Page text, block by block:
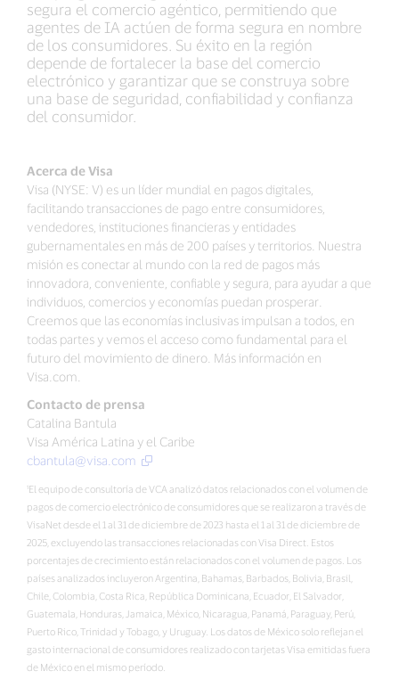
segura el comercio agéntico, permitiendo que
agentes de IA actúen de forma segura en nombre
de los consumidores. Su éxito en la región
depende de fortalecer la base del comercio
electrónico y garantizar que se construya sobre
una base de seguridad, confiabilidad y confianza
del consumidor.
Acerca de Visa
Visa (NYSE: V) es un líder mundial en pagos digitales,
facilitando transacciones de pago entre consumidores,
vendedores, instituciones financieras y entidades
gubernamentales en más de 200 países y territorios. Nuestra
misión es conectar al mundo con la red de pagos más
innovadora, conveniente, confiable y segura, para ayudar a que
individuos, comercios y economías puedan prosperar.
Creemos que las economías inclusivas impulsan a todos, en
todas partes y vemos el acceso como fundamental para el
futuro del movimiento de dinero. Más información en
Visa.com.
Contacto de prensa
Catalina Bantula
Visa América Latina y el Caribe
cbantula@visa.com
¹El equipo de consultoría de VCA analizó datos relacionados con el volumen de
pagos de comercio electrónico de consumidores que se realizaron a través de
VisaNet desde el 1 al 31 de diciembre de 2023 hasta el 1 al 31 de diciembre de
2025, excluyendo las transacciones relacionadas con Visa Direct. Estos
porcentajes de crecimiento están relacionados con el volumen de pagos. Los
países analizados incluyeron Argentina, Bahamas, Barbados, Bolivia, Brasil,
Chile, Colombia, Costa Rica, República Dominicana, Ecuador, El Salvador,
Guatemala, Honduras, Jamaica, México, Nicaragua, Panamá, Paraguay, Perú,
Puerto Rico, Trinidad y Tobago, y Uruguay. Los datos de México solo reflejan el
gasto internacional de consumidores realizado con tarjetas Visa emitidas fuera
de México en el mismo período.